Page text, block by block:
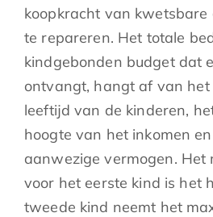
koopkracht van
te repareren. Het totale
kindgebonden budget dat
ontvangt, hangt af van
leeftijd van de kinderen,
hoogte van het inkomen
aanwezige vermogen. Het
voor het eerste kind is het
tweede kind neemt het